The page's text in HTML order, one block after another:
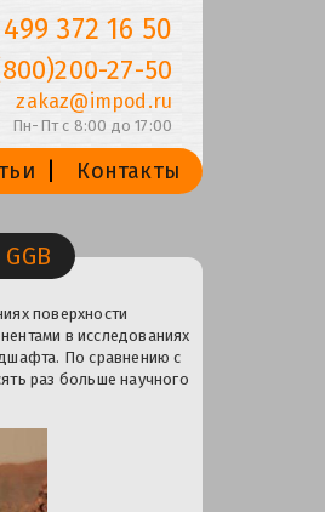
499 372 16 50
27-50
zakaz@impod.ru
Пн-Пт с 8:00 до 17:00
Контакты
поверхности
в исследованиях
По сравнению с
раз больше научного